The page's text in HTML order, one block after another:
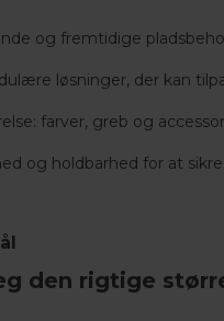
og fremtidige
løsninger, der kan
farver, greb og
og holdbarhed for at
den rigtige